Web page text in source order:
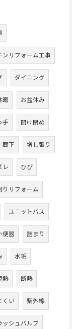
ンリフォーム工事
ダイニング
暇 お盆休み
手 開け閉め
廊下 増し張り
レ ひび
りリフォーム
ユニットバス
便器 詰まり
水垢
熱 断熱
くい 紫外線
ッシュバルブ